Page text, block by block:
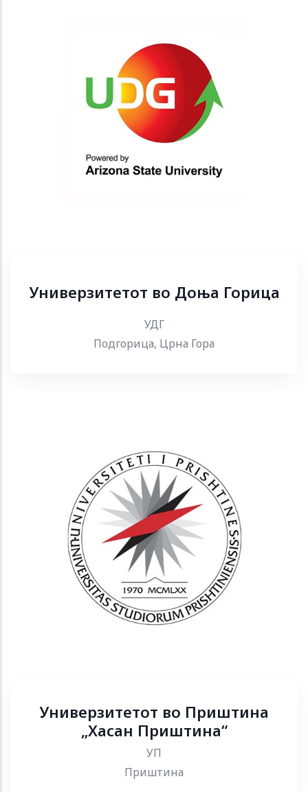
Универзитетот во Доња Горица
УДГ
Подгорица, Црна Гора
Универзитетот во Приштина
„Хасан Приштина“
УП
Приштина